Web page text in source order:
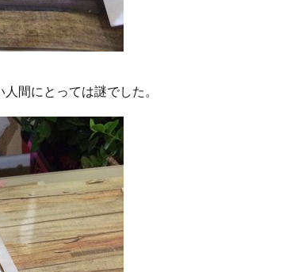
間にとっては謎でした。